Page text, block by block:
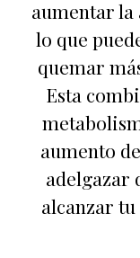
aumentar la
lo que
quemar
Esta
aumento
adelgazar
alcanzar